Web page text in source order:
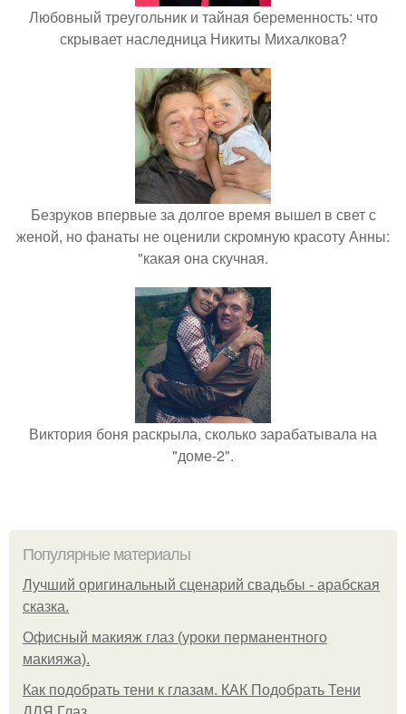
Любовный треугольник и тайная беременность: что
скрывает наследница Никиты Михалкова?
Безруков впервые за долгое время вышел в свет с
женой, но фанаты не оценили скромную красоту Анны:
"какая она скучная.
Виктория боня раскрыла, сколько зарабатывала на
"доме-2".
Популярные материалы
Лучший оригинальный сценарий свадьбы - арабская
сказка.
Офисный макияж глаз (уроки перманентного
макияжа).
Как подобрать тени к глазам. КАК Подобрать Тени